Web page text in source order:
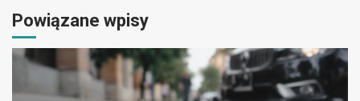
Powiązane wpisy